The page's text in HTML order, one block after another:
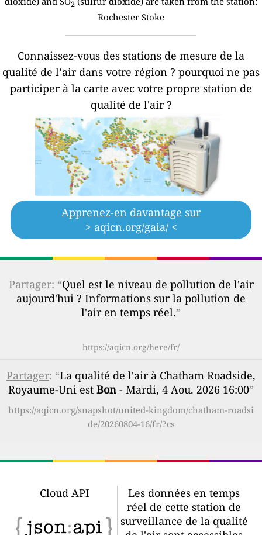
2
Rochester Stoke
Connaissez-vous des stations de mesure de la
qualité de l’air dans votre région ? pourquoi ne pas
participer à la carte avec votre propre station de
qualité de l'air ?
Apprenez-en davantage sur
> aqicn.org/gaia/ <
Partager: “Quel est le niveau de pollution de l'air
aujourd'hui ? Informations sur la pollution de
l'air en temps réel.”
https://aqicn.org/here/fr/
Partager: “La qualité de l'air à Chatham Roadside,
Royaume-Uni est Bon - Mardi, 4 Aou. 2026 16:00”
https://aqicn.org/snapshot/united-kingdom/chatham-roadsi
de/20260804-16/fr/?cs
Cloud API
Les données en temps
réel de cette station de
surveillance de la qualité